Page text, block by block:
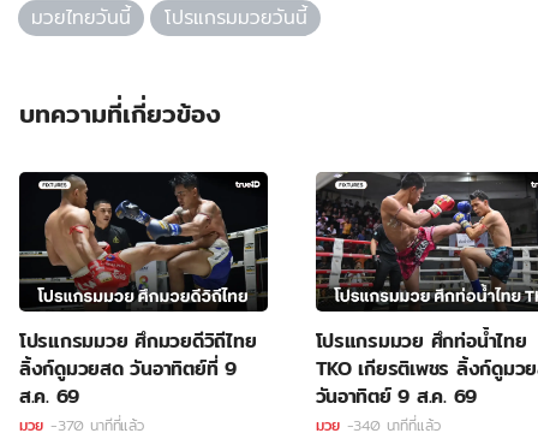
มวยไทยวันนี้
โปรแกรมมวยวันนี้
บทความที่เกี่ยวข้อง
โปรแกรมมวย ศึกมวยดีวิถีไทย
ลิ้งก์ดูมวยสด วันอาทิตย์ที่ 9
ส.ค. 69
มวย -370 นาทีที่แล้ว
โปรแกรมมวย ศึกท่อน้ำไทย
TKO เกียรติเพชร ลิ้งก์ดูมว
วันอาทิตย์ 9 ส.ค. 69
มวย -340 นาทีที่แล้ว